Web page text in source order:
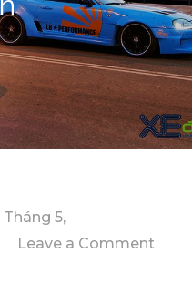
Tháng 5,
Leave a Comment